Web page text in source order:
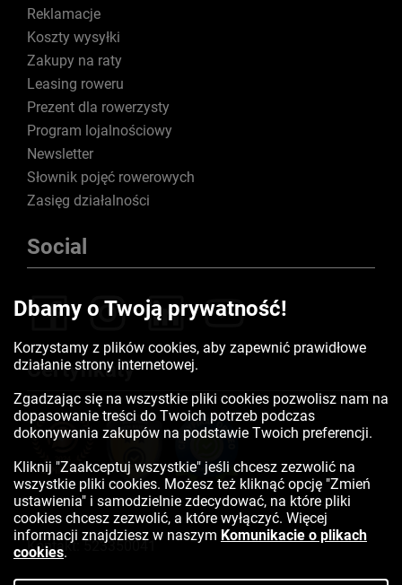
Reklamacje
Koszty wysyłki
Zakupy na raty
Leasing roweru
Prezent dla rowerzysty
Program lojalnościowy
Newsletter
Słownik pojęć rowerowych
Zasięg działalności
Social
Certyfikaty
Kontakt:523350041
Dbamy o Twoją prywatność!
Korzystamy z plików cookies, aby zapewnić prawidłowe
działanie strony internetowej.
Zgadzając się na wszystkie pliki cookies pozwolisz nam na
dopasowanie treści do Twoich potrzeb podczas
dokonywania zakupów na podstawie Twoich preferencji.
Kliknij "Zaakceptuj wszystkie" jeśli chcesz zezwolić na
wszystkie pliki cookies. Możesz też kliknąć opcję "Zmień
ustawienia" i samodzielnie zdecydować, na które pliki
cookies chcesz zezwolić, a które wyłączyć. Więcej
informacji znajdziesz w naszym Komunikacie o plikach
cookies.